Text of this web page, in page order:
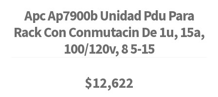
Apc Ap7900b Unidad Pdu Para
Rack Con Conmutacin De 1u, 15a,
100/120v, 8 5-15
$12,622